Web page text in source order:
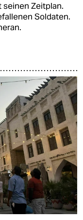
seinen Zeitplan.
Soldaten.